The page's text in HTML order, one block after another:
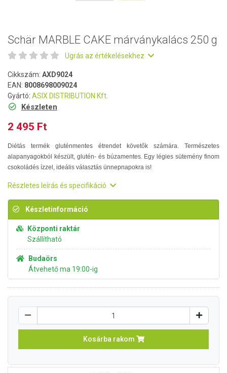
Schär MARBLE CAKE márványkalács 250 g
Ugrás az értékelésekhez
Cikkszám: AXD9024
EAN: 8008698009024
Gyártó: ASIX DISTRIBUTION Kft.
Készleten
2 495 Ft
Diétás termék gluténmentes étrendet követők számára. Természetes
alapanyagokból készült, glutén- és búzamentes. Egy légies sütemény finom
csokoládés ízzel, ideális választás ünnepnapokra is!
Részletes leírás és specifikáció
Készletinformáció
Központi raktár
Szállítható
Budaörs
Átvehető ma 19:00-ig
Kosárba rakom